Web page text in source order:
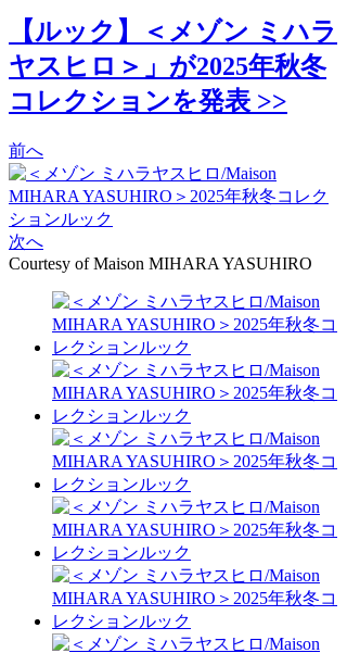
【ルック】＜メゾン ミハラ
ヤスヒロ＞」が2025年秋冬
コレクションを発表 >>
前へ
次へ
Courtesy of Maison MIHARA YASUHIRO